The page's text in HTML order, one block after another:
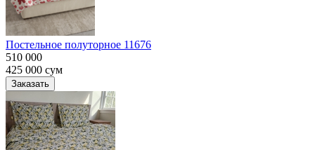
Постельное полуторное 11676
510 000
425 000 сум
Заказать